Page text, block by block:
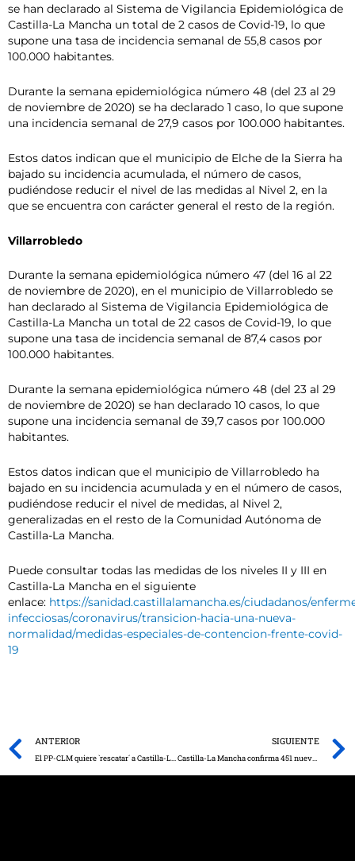
se han declarado al Sistema de Vigilancia Epidemiológica de
Castilla-La Mancha un total de 2 casos de Covid-19, lo que
supone una tasa de incidencia semanal de 55,8 casos por
100.000 habitantes.
Durante la semana epidemiológica número 48 (del 23 al 29
de noviembre de 2020) se ha declarado 1 caso, lo que supone
una incidencia semanal de 27,9 casos por 100.000 habitantes.
Estos datos indican que el municipio de Elche de la Sierra ha
bajado su incidencia acumulada, el número de casos,
pudiéndose reducir el nivel de las medidas al Nivel 2, en la
que se encuentra con carácter general el resto de la región.
Villarrobledo
Durante la semana epidemiológica número 47 (del 16 al 22
de noviembre de 2020), en el municipio de Villarrobledo se
han declarado al Sistema de Vigilancia Epidemiológica de
Castilla-La Mancha un total de 22 casos de Covid-19, lo que
supone una tasa de incidencia semanal de 87,4 casos por
100.000 habitantes.
Durante la semana epidemiológica número 48 (del 23 al 29
de noviembre de 2020) se han declarado 10 casos, lo que
supone una incidencia semanal de 39,7 casos por 100.000
habitantes.
Estos datos indican que el municipio de Villarrobledo ha
bajado en su incidencia acumulada y en el número de casos,
pudiéndose reducir el nivel de medidas, al Nivel 2,
generalizadas en el resto de la Comunidad Autónoma de
Castilla-La Mancha.
Puede consultar todas las medidas de los niveles II y III en
Castilla-La Mancha en el siguiente
enlace: https://sanidad.castillalamancha.es/ciudadanos/
infecciosas/coronavirus/transicion-hacia-una-nueva-
normalidad/medidas-especiales-de-contencion-frente-covid-
19
Prev
ANTERIOR
El PP-CLM quiere `rescatar´ a Castilla-La Mancha con 514 millones de euros en enmiendas a los presupuestos regionales
SIGUIENTE
Castilla-La Mancha confirma 451 nuevos casos por infección de coronavirus